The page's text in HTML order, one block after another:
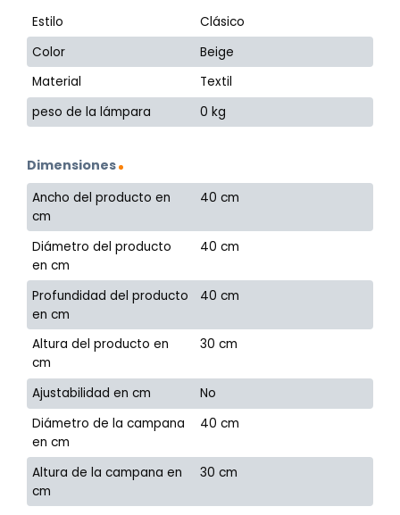
Estilo
Clásico
Color
Beige
Material
Textil
peso de la lámpara
0 kg
Dimensiones
Ancho del producto en
cm
40 cm
Diámetro del producto
en cm
40 cm
Profundidad del producto
en cm
40 cm
Altura del producto en
cm
30 cm
Ajustabilidad en cm
No
Diámetro de la campana
en cm
40 cm
Altura de la campana en
cm
30 cm